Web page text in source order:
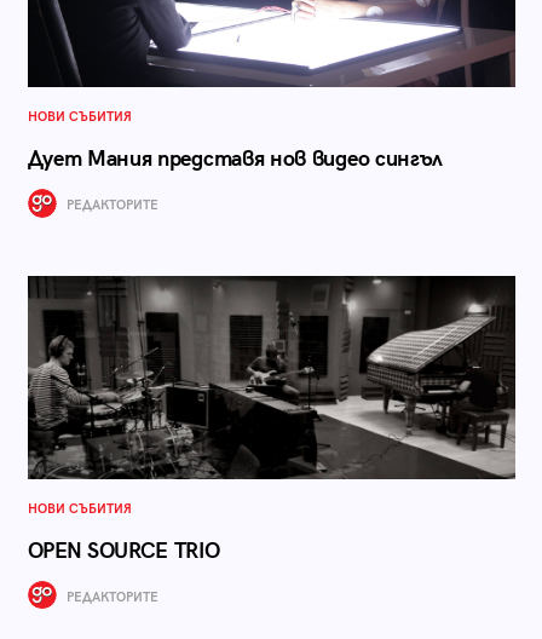
НОВИ СЪБИТИЯ
Дует Мания представя нов видео сингъл
РЕДАКТОРИТЕ
НОВИ СЪБИТИЯ
OPEN SOURCE TRIO
РЕДАКТОРИТЕ